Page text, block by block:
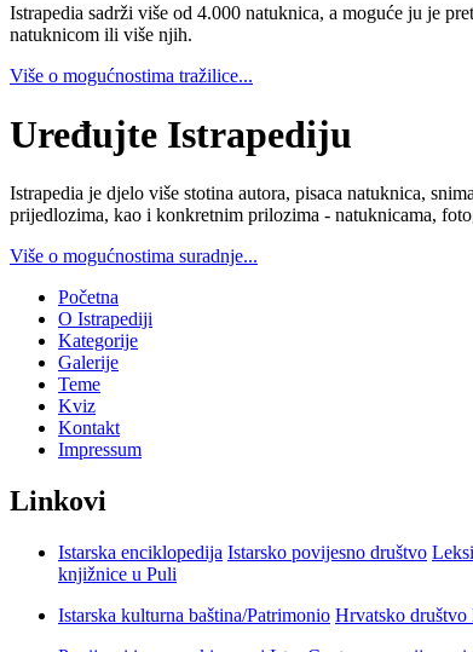
Istrapedia sadrži više od 4.000 natuknica, a moguće ju je
natuknicom ili više njih.
Više o mogućnostima tražilice...
Uređujte Istrapediju
Istrapedia je djelo više stotina autora, pisaca natuknica,
prijedlozima, kao i konkretnim prilozima - natuknicama,
Više o mogućnostima suradnje...
Početna
O Istrapediji
Kategorije
Galerije
Teme
Kviz
Kontakt
Impressum
Linkovi
Istarska enciklopedija Istarsko povijesno društvo
knjižnice u Puli
Istarska kulturna baština/Patrimonio Hrvatsko